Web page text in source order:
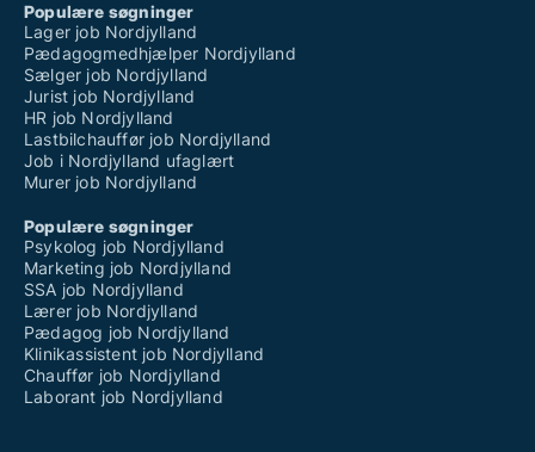
Populære søgninger
Lager job Nordjylland
Pædagogmedhjælper Nordjylland
Sælger job Nordjylland
Jurist job Nordjylland
HR job Nordjylland
Lastbilchauffør job Nordjylland
Job i Nordjylland ufaglært
Murer job Nordjylland
Populære søgninger
Psykolog job Nordjylland
Marketing job Nordjylland
SSA job Nordjylland
Lærer job Nordjylland
Pædagog job Nordjylland
Klinikassistent job Nordjylland
Chauffør job Nordjylland
Laborant job Nordjylland